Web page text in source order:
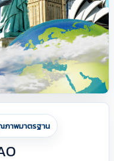
ภาพมาตรฐาน